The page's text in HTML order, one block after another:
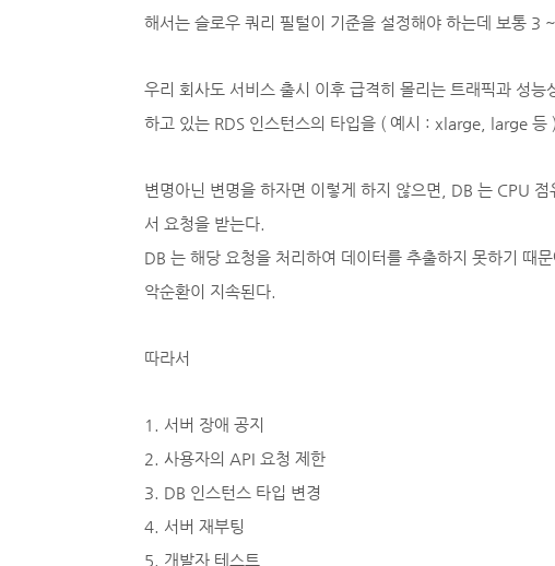
해서는 슬로우 쿼리 필털이 기준을 설정해야 하는데 보통 3
우리 회사도 서비스 출시 이후 급격히 몰리는 트래픽과 성
하고 있는 RDS 인스턴스의 타입을 ( 예시 : xlarge, large 등
변명아닌 변명을 하자면 이렇게 하지 않으면, DB 는 CPU
서 요청을 받는다.
DB 는 해당 요청을 처리하여 데이터를 추출하지 못하기 때
악순환이 지속된다.
따라서
1. 서버 장애 공지
2. 사용자의 API 요청 제한
3. DB 인스턴스 타입 변경
4. 서버 재부팅
5. 개발자 테스트